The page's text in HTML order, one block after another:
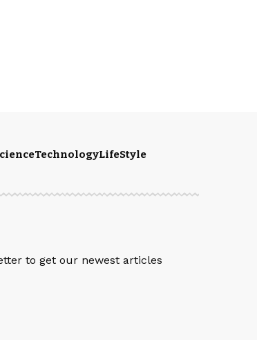
TechnologyLifeStyle
to get our newest articles